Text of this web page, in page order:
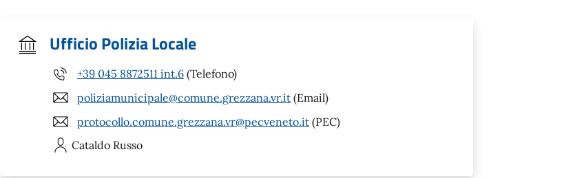
Ufficio Polizia Locale
+39 045 8872511 int.6 (Telefono)
poliziamunicipale@comune.grezzana.vr.it (Email)
protocollo.comune.grezzana.vr@pecveneto.it (PEC)
Cataldo Russo